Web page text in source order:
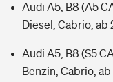
Audi A5, B8 (A5
Diesel, Cabrio, ab
Audi A5, B8 (S5
Benzin, Cabrio, ab